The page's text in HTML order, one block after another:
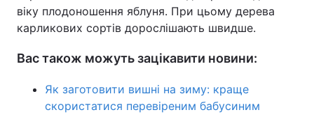
віку плодоношення яблуня. При цьому дерева
карликових сортів дорослішають швидше.
Вас також можуть зацікавити новини:
Як заготовити вишні на зиму: краще
скористатися перевіреним бабусиним